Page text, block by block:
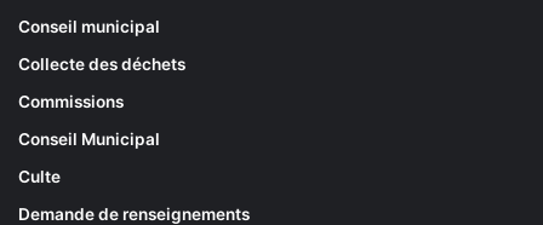
Conseil municipal
Collecte des déchets
Commissions
Conseil Municipal
Culte
Demande de renseignements